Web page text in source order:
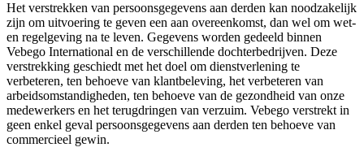
Het verstrekken van persoonsgegevens aan derden kan noodzakelijk
zijn om uitvoering te geven een aan overeenkomst, dan wel om wet-
en regelgeving na te leven. Gegevens worden gedeeld binnen
Vebego International en de verschillende dochterbedrijven. Deze
verstrekking geschiedt met het doel om dienstverlening te
verbeteren, ten behoeve van klantbeleving, het verbeteren van
arbeidsomstandigheden, ten behoeve van de gezondheid van onze
medewerkers en het terugdringen van verzuim. Vebego verstrekt in
geen enkel geval persoonsgegevens aan derden ten behoeve van
commercieel gewin.